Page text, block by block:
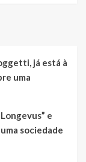
já está à
uma
e
sociedade